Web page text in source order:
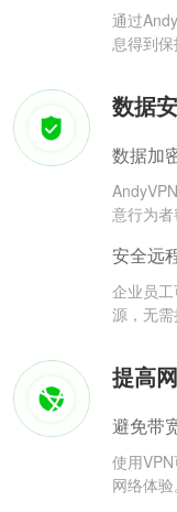
通过
息得到保
数据
数据加
意行为者
安全远
企业员
源，无需
提高
避免带
使用
网络体验